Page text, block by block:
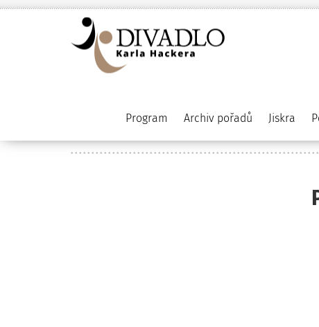
Program Archiv pořadů Jiskra